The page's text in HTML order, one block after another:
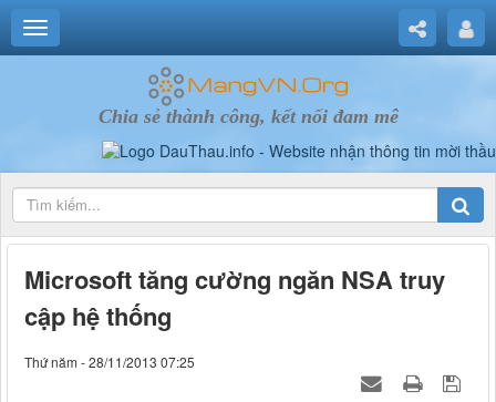
Chia sẻ thành công, kết nối đam mê
Microsoft tăng cường ngăn NSA truy
cập hệ thống
Thứ năm - 28/11/2013 07:25